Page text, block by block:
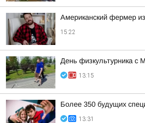
Американский фермер
15:22
День физкультурника с
13:15
Более 350 будущих
13:31